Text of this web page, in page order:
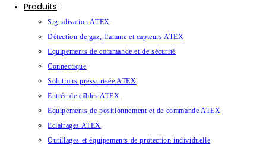
Produits
Signalisation ATEX
Détection de gaz, flamme et capteurs ATEX
Equipements de commande et de sécurité
Connectique
Solutions pressurisée ATEX
Entrée de câbles ATEX
Equipements de positionnement et de commande ATEX
Eclairages ATEX
Outillages et équipements de protection individuelle